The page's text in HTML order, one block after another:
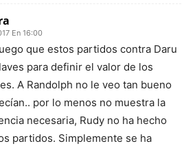
En 16:00
que estos partidos contra Daru
para definir el valor de los
A Randolph no le veo tan bueno
por lo menos no muestra la
necesaria, Rudy no ha hecho
partidos. Simplemente se ha